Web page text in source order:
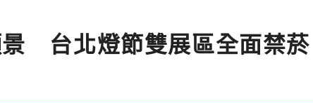
台北燈節雙展區全面禁菸